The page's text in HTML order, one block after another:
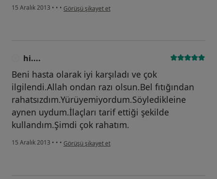
15 Aralık 2013 • • • kullanıcının görüşüne göre m.....
Görüşü şikayet et
hi....
Beni hasta olarak iyi karşıladı ve çok
ilgilendi.Allah ondan razı olsun.Bel fıtığından
rahatsızdım.Yürüyemiyordum.Söyledikleine
aynen uydum.İlaçları tarif ettiği şekilde
kullandım.Şimdi çok rahatım.
15 Aralık 2013 • • • kullanıcının görüşüne göre hi....
Görüşü şikayet et